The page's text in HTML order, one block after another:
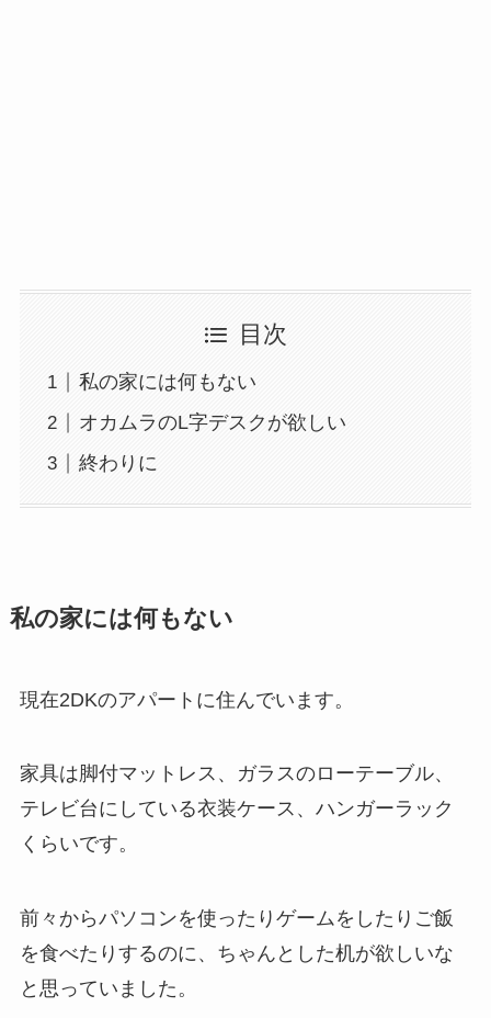
目次
私の家には何もない
オカムラのL字デスクが欲しい
終わりに
私の家には何もない
現在2DKのアパートに住んでいます。
家具は脚付マットレス、ガラスのローテーブル、
テレビ台にしている衣装ケース、ハンガーラック
くらいです。
前々からパソコンを使ったりゲームをしたりご飯
を食べたりするのに、ちゃんとした机が欲しいな
と思っていました。